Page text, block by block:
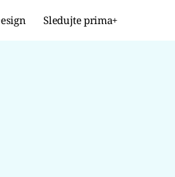
Sledujte prima+